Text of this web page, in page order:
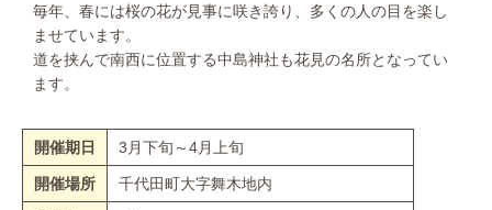
毎年、春には桜の花が見事に咲き誇り、多くの人の目を楽し
ませています。
道を挟んで南西に位置する中島神社も花見の名所となってい
ます。
開催期日 3月下旬～4月上旬
開催場所 千代田町大字舞木地内